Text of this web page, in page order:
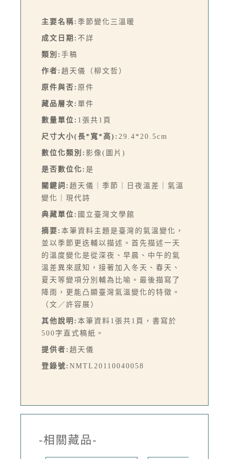
主要名稱: 季節變化三溫暖
成文日期: 不詳
類別: 手稿
作者: 趙天儀（柳文哲）
原件與否: 原件
藏品層次: 單件
數量單位: 1張共1頁
尺寸大小(長*寬*高): 29.4*20.5cm
數位化類別: 影像(圖片)
是否數位化: 是
關鍵詞: 趙天儀｜季節｜日夜溫差｜氣溫
變化｜現代詩
典藏單位: 國立臺灣文學館
摘要: 本筆資料主題是臺灣的氣溫變化，
並以季節更迭輔以描述。首先描述一天
的溫度變化是從深夜、早晨、中午的氣
溫差異來感知，接著加入冬天、春天、
夏天等變項分別輔為比喻。最後描寫了
降雨，更能凸顯臺灣氣溫變化的特徵。
（文／許容展）
其他說明: 本筆資料1張共1頁，書寫於
500字直式稿紙。
提供者: 趙天儀
登錄號: NMTL20110040058
-相關藏品-